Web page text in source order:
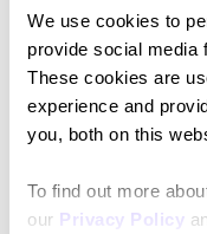
We use cookies to
provide social media
These cookies are
experience and
you, both on this
To find out more
our Privacy Policy
Directores de
Gerentes de IT e